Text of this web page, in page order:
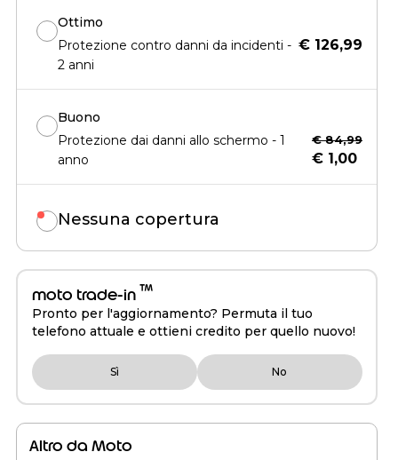
Ottimo
Protezione contro danni da incidenti -
2 anni
€ 126,99
Buono
Protezione dai danni allo schermo - 1
anno
€ 84,99
€ 1,00
Nessuna copertura
moto trade-in ™
Pronto per l'aggiornamento? Permuta il tuo
telefono attuale e ottieni credito per quello nuovo!
Sì No
Altro da Moto